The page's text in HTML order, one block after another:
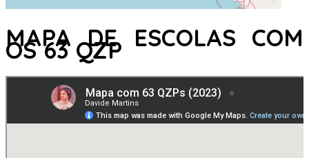
MAPA DE ESCOLAS COM
OS 63 QZP